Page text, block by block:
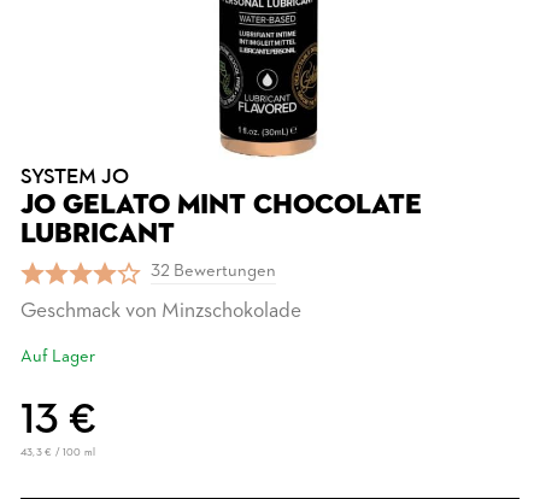
SYSTEM JO
JO GELATO MINT CHOCOLATE
LUBRICANT
32 Bewertungen
Geschmack von Minzschokolade
Auf Lager
13 €
43,3 € / 100 ml